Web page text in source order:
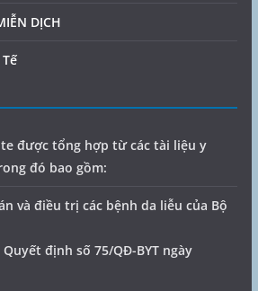
DỊCH
được tổng hợp từ các tài liệu y
đó bao gồm:
và điều trị các bệnh da liễu của Bộ
định số 75/QĐ-BYT ngày